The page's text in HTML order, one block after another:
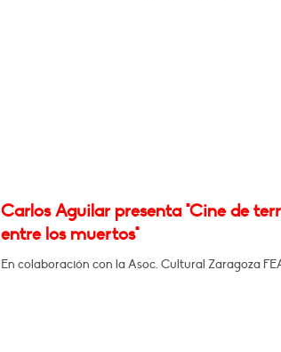
Carlos Aguilar presenta "Cine de
entre los muertos"
En colaboración con la Asoc. Cultural Zaragoza